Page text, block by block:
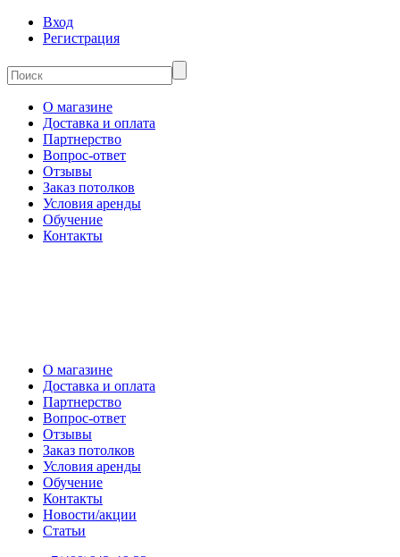
Вход
Регистрация
О магазине
Доставка и оплата
Партнерство
Вопрос-ответ
Отзывы
Заказ потолков
Условия аренды
Обучение
Контакты
О магазине
Доставка и оплата
Партнерство
Вопрос-ответ
Отзывы
Заказ потолков
Условия аренды
Обучение
Контакты
Новости/акции
Статьи